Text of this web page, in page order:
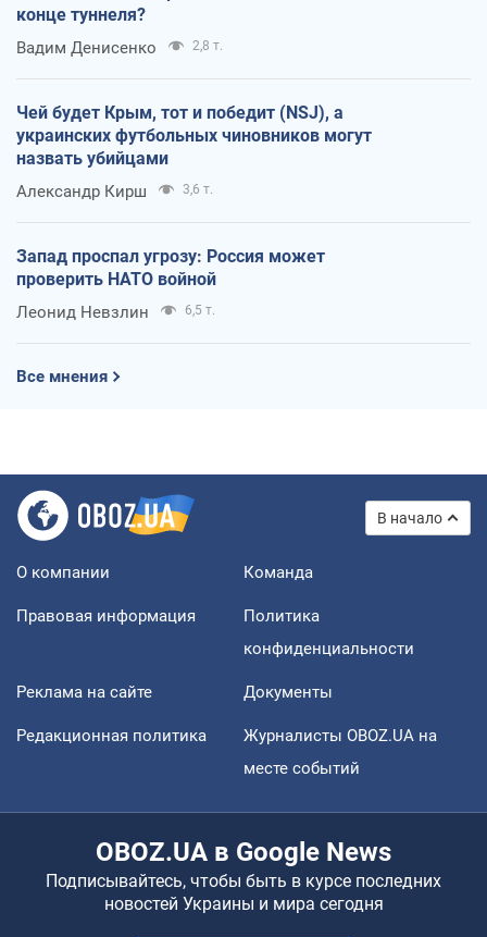
конце туннеля?
Вадим Денисенко 2,8 т.
Чей будет Крым, тот и победит (NSJ), а
украинских футбольных чиновников могут
назвать убийцами
Александр Кирш 3,6 т.
Запад проспал угрозу: Россия может
проверить НАТО войной
Леонид Невзлин 6,5 т.
Все мнения
В начало
О компании Команда
Правовая информация
Политика
конфиденциальности
Реклама на сайте Документы
Редакционная политика
Журналисты OBOZ.UA на
месте событий
OBOZ.UA в Google News
Подписывайтесь, чтобы быть в курсе последних
новостей Украины и мира сегодня